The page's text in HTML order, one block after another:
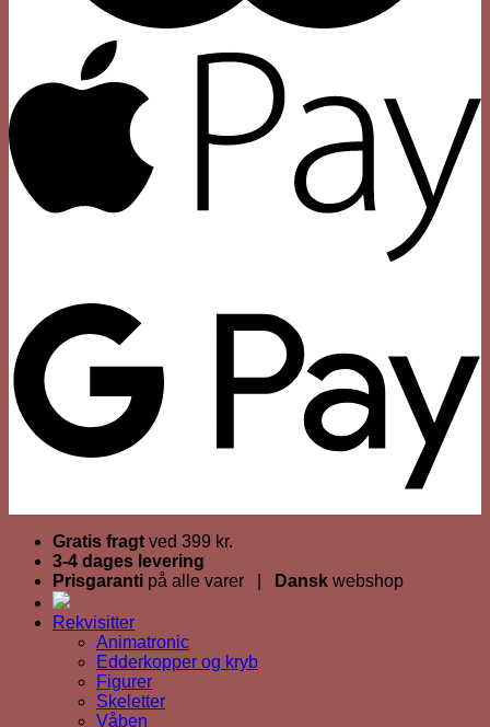
Gratis fragt ved 399 kr.
3-4 dages levering
Prisgaranti på alle varer | Dansk webshop
Rekvisitter
Animatronic
Edderkopper og kryb
Figurer
Skeletter
Våben